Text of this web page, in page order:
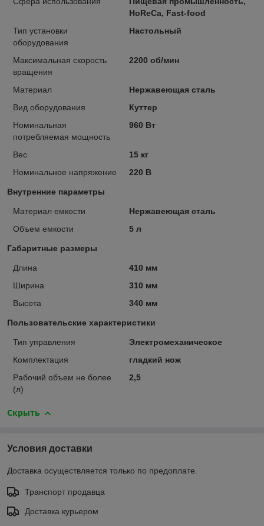
HoReCa, Fast-food
Тип установки
оборудования
Настольный
Максимальная скорость
вращения
2200 об/мин
Материал
Нержавеющая сталь
Вид оборудования
Куттер
Номинальная
потребляемая мощность
960 Вт
Вес
15 кг
Номинальное напряжение
220 В
Внутренние параметры
Материал емкости
Нержавеющая сталь
Объем емкости
5 л
Габаритные размеры
Длина
410 мм
Ширина
310 мм
Высота
340 мм
Пользовательские характеристики
Тип управления
Электромеханическое
Комплектация
гладкий нож
Рабочий объем не более
(л)
2,5
Скрыть
Условия доставки
Доставка осуществляется только по предоплате.
Транспорт продавца
Доставка курьером